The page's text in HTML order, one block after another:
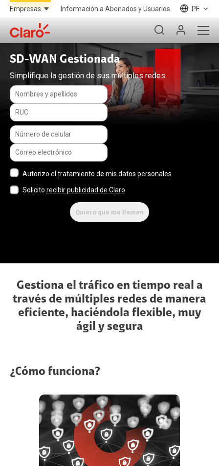
Información a Abonados y Usuarios PE
SD-WAN Gestionada
Simplifique la gestión de sus múltiples redes.
Autorizo el tratamiento de mis datos personales
Solicito recibir publicidad de Claro
Gestiona el tráfico en tiempo real a
través de múltiples redes de manera
eficiente, haciéndola flexible, muy
ágil y segura
¿Cómo funciona?